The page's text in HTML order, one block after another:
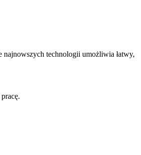
najnowszych technologii umożliwia łatwy,